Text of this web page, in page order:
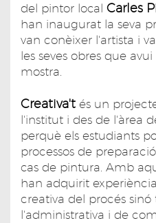
del pintor local Carles
han inaugurat la seva
van conèixer l'artista i
les seves obres que
mostra.
Creativa't és un
l'institut i des de l'àrea
perquè els estudiants
processos de
cas de pintura. Amb
han adquirit
creativa del procés
l'administrativa i de